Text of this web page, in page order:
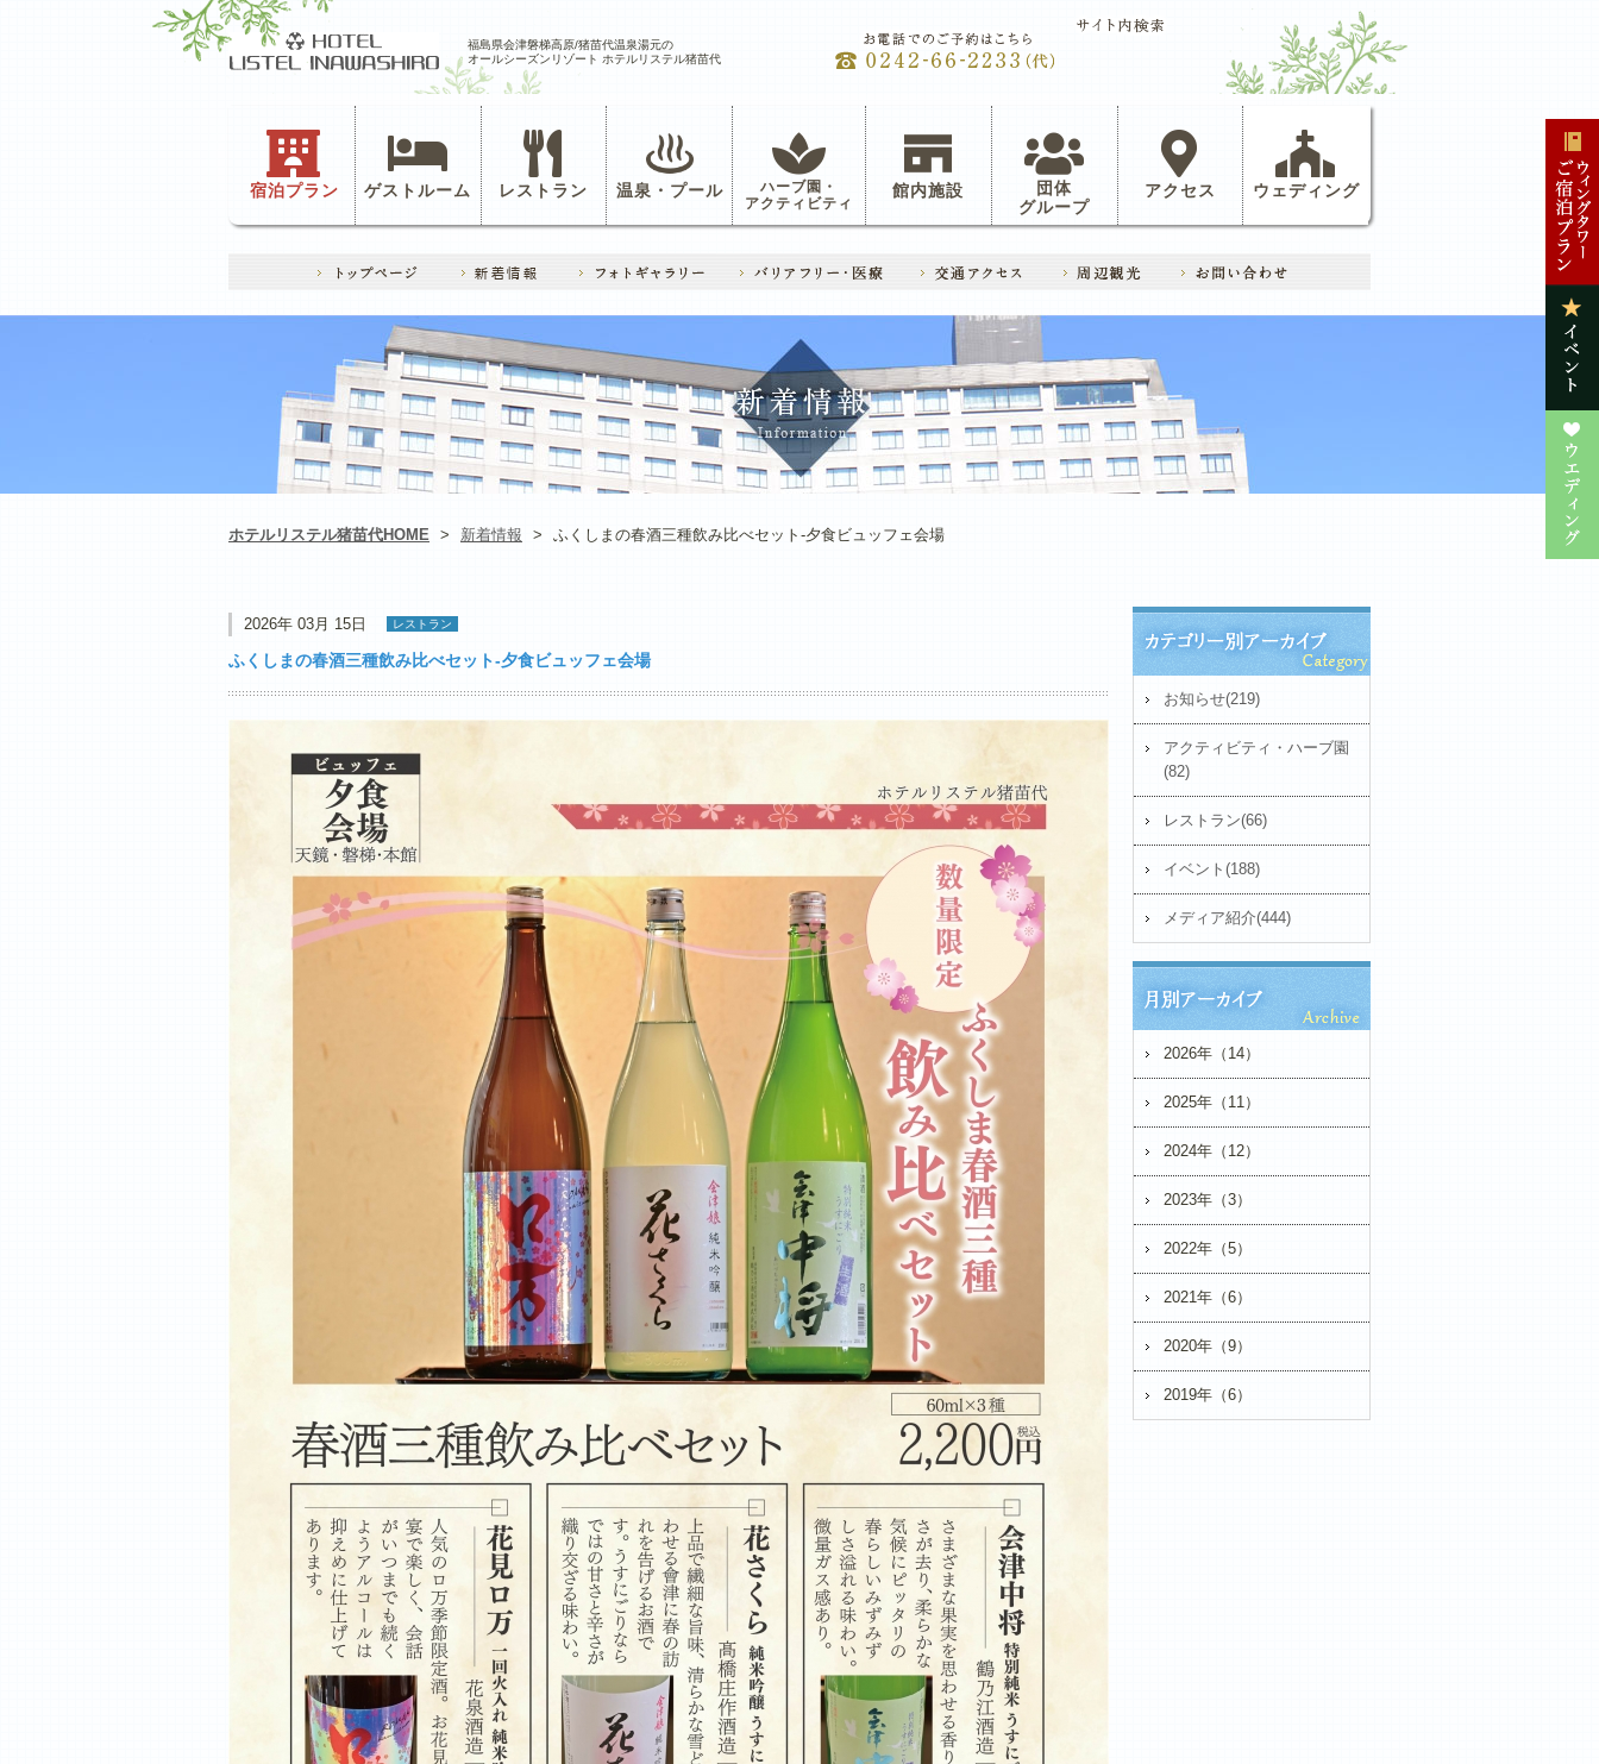
福島県会津磐梯高原/猪苗代温泉湯元の
オールシーズンリゾート ホテルリステル猪苗代
宿泊プラン ゲストルーム レストラン 温泉・プール ハーブ園・
アクティビティ
館内施設
団体
グループ
アクセス ウェディング
ホテルリステル猪苗代HOME > 新着情報 > ふくしまの春酒三種飲み比べセット-夕食ビュッフェ会場
2026年 03月 15日 レストラン
ふくしまの春酒三種飲み比べセット-夕食ビュッフェ会場
お知らせ(219)
アクティビティ・ハーブ園
(82)
レストラン(66)
イベント(188)
メディア紹介(444)
2026年（14）
2025年（11）
2024年（12）
2023年（3）
2022年（5）
2021年（6）
2020年（9）
2019年（6）